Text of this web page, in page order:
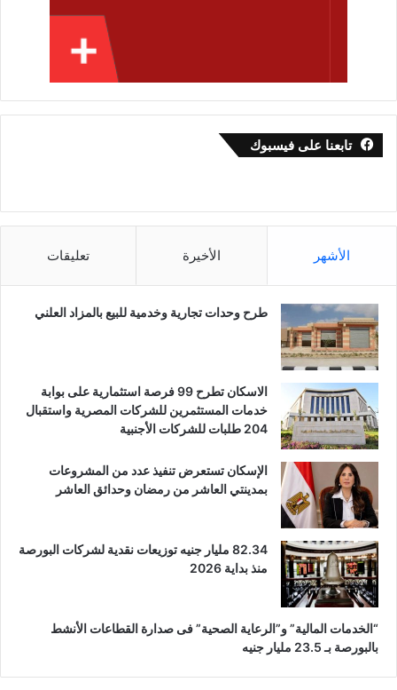
تابعنا على فيسبوك
الأشهر الأخيرة تعليقات
طرح وحدات تجارية وخدمية للبيع بالمزاد العلني
الاسكان تطرح 99 فرصة استثمارية على بوابة
خدمات المستثمرين للشركات المصرية واستقبال
204 طلبات للشركات الأجنبية
الإسكان تستعرض تنفيذ عدد من المشروعات
بمدينتي العاشر من رمضان وحدائق العاشر
82.34 مليار جنيه توزيعات نقدية لشركات البورصة
منذ بداية 2026
“الخدمات المالية” و”الرعاية الصحية” فى صدارة القطاعات الأنشط
بالبورصة بـ 23.5 مليار جنيه